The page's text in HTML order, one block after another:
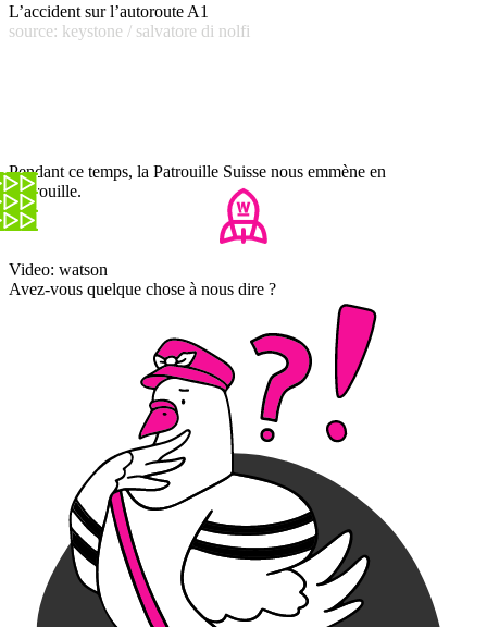
L’accident sur l’autoroute A1
source: keystone / salvatore di nolfi
Pendant ce temps, la Patrouille Suisse nous emmène en
vadrouille.
Video: watson
Avez-vous quelque chose à nous dire ?